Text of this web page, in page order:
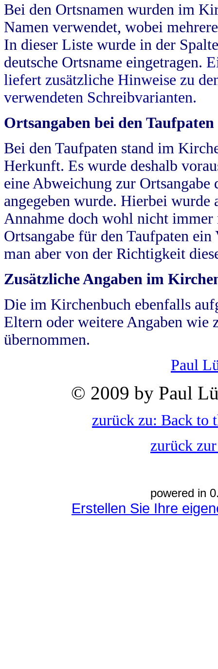
Bei den Ortsnamen wurden im
Namen verwendet, wobei
In dieser Liste wurde in der
deutsche Ortsname eingetragen.
liefert zusätzliche Hinweise zu
verwendeten Schreibvarianten.
Ortsangaben bei den Taufpaten
Bei den Taufpaten stand im
Herkunft. Es wurde deshalb
eine Abweichung zur
angegeben wurde. Hierbei wurde
Annahme doch wohl nicht
Ortsangabe für den Taufpaten
man aber von der Richtigkeit
Zusätzliche Angaben im
Die im Kirchenbuch ebenfalls
Eltern oder weitere Angaben wie
übernommen.
Paul
© 2009 by Paul
zurück zu: Back to
zurück
powered in
Erstellen Sie Ihre